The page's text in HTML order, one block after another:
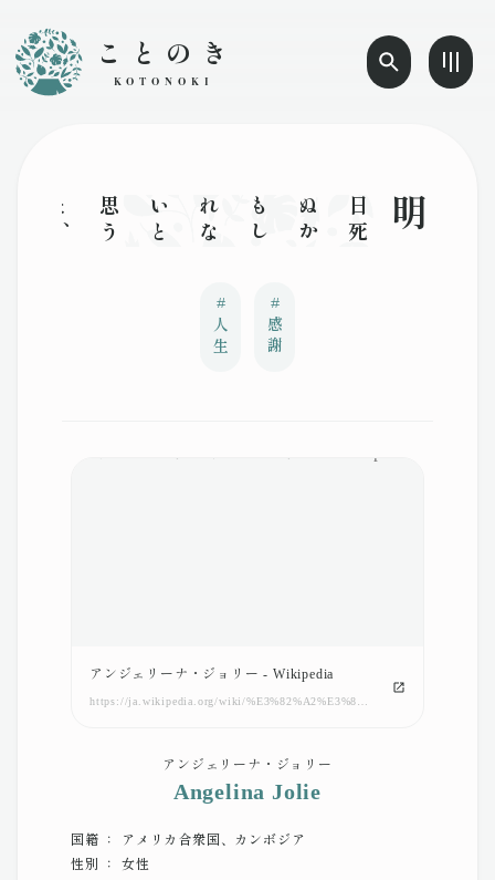
ことのき
KOTONOKI
明日
死
ぬ
か
も
し
れ
な
い
と
思
う
と
、
今
の
人
生
に
感
謝
で
き
る
よ
う
に
な
る
#
人生
#
感謝
アンジェリーナ・ジョリー - Wikipedia
アンジェリーナ・ジョリー
Angelina Jolie
国籍 ： アメリカ合衆国、カンボジア
性別 ： 女性